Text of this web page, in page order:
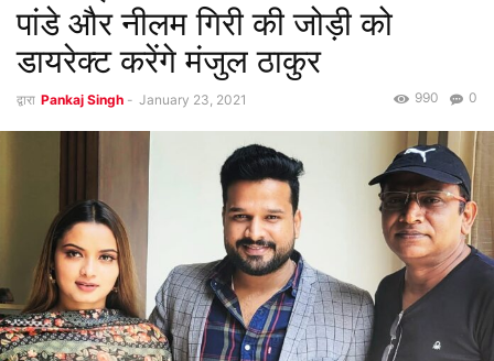
पांडे और नीलम गिरी की जोड़ी को
डायरेक्ट करेंगे मंजुल ठाकुर
द्वारा Pankaj Singh - January 23, 2021 0
990